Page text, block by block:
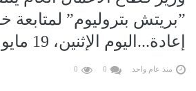
”بريتش بتروليوم”
إعادة...اليوم الإثنين، 19 مايو 2025 08:39 مـ
منذ عام واحد 0
0